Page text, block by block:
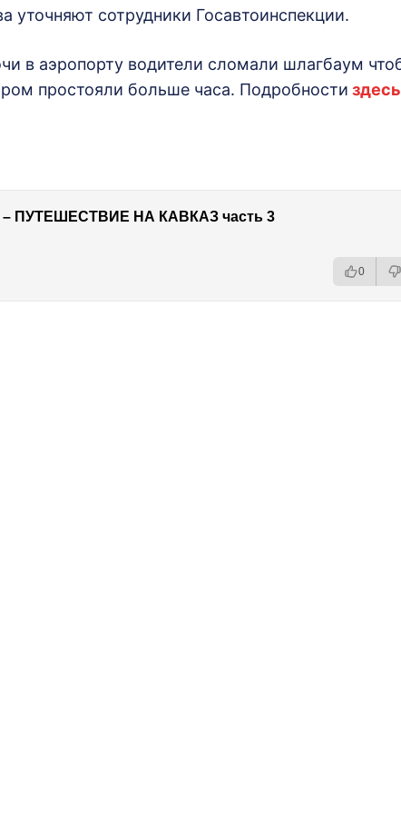
уточняют сотрудники Госавтоинспекции.
в аэропорту водители сломали шлагбаум
простояли больше часа. Подробности здесь
ПУТЕШЕСТВИЕ НА КАВКАЗ часть 3
0